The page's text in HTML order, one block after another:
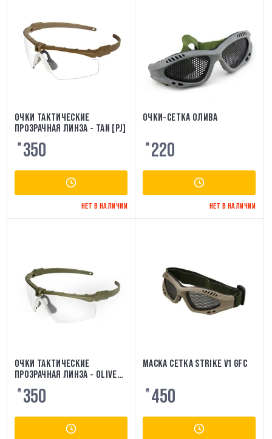
ОЧКИ ТАКТИЧЕСКИЕ
ПРОЗРАЧНАЯ ЛИНЗА - TAN [PJ]
₴ 350
НЕТ В НАЛИЧИИ
ОЧКИ-СЕТКА ОЛИВА
₴ 220
НЕТ В НАЛИЧИИ
ОЧКИ ТАКТИЧЕСКИЕ
ПРОЗРАЧНАЯ ЛИНЗА - OLIVE
[PJ]
₴ 350
МАСКА СЕТКА STRIKE V1 GFC
₴ 450